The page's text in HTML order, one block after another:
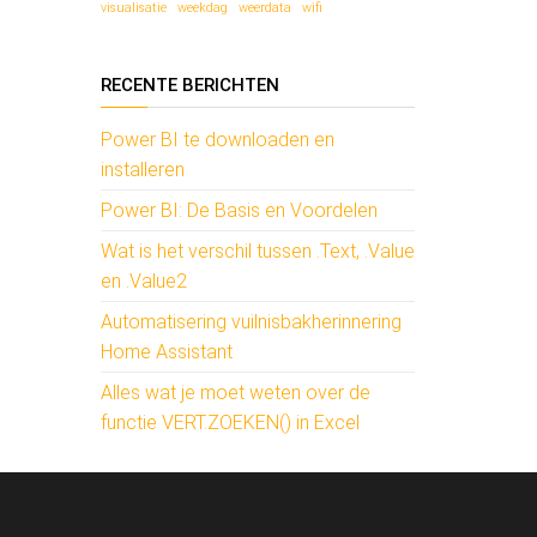
visualisatie weekdag weerdata wifi
RECENTE BERICHTEN
Power BI te downloaden en
installeren
Power BI: De Basis en Voordelen
Wat is het verschil tussen .Text, .Value
en .Value2
Automatisering vuilnisbakherinnering
Home Assistant
Alles wat je moet weten over de
functie VERT.ZOEKEN() in Excel